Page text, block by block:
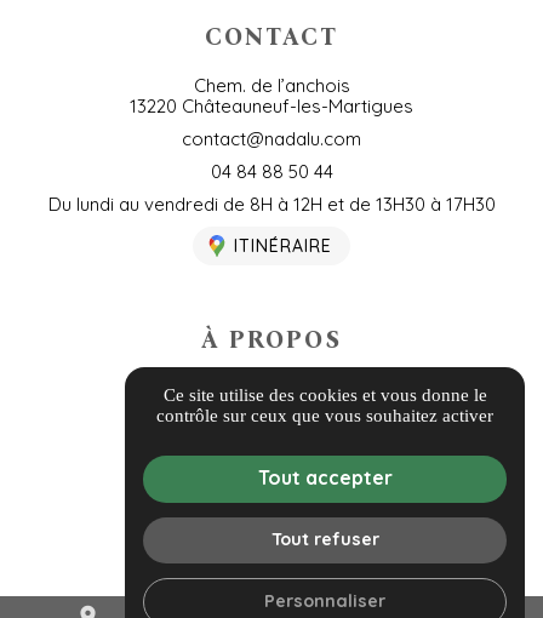
CONTACT
Chem. de l’anchois
13220 Châteauneuf-les-Martigues
contact@nadalu.com
04 84 88 50 44
Du lundi au vendredi de 8H à 12H et de 13H30 à 17H30
ITINÉRAIRE
À PROPOS
Informations complémentaires
Mentions légales
Politique de confidentialité
Guide local
Gestion des cookies
Ce site utilise des cookies et vous donne le
contrôle sur ceux que vous souhaitez activer
Tout accepter
Tout refuser
Personnaliser